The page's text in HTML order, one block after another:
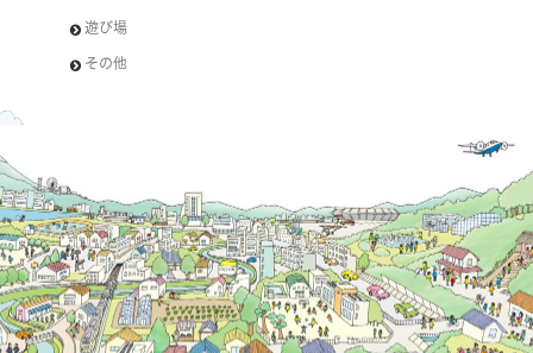
遊び場
その他